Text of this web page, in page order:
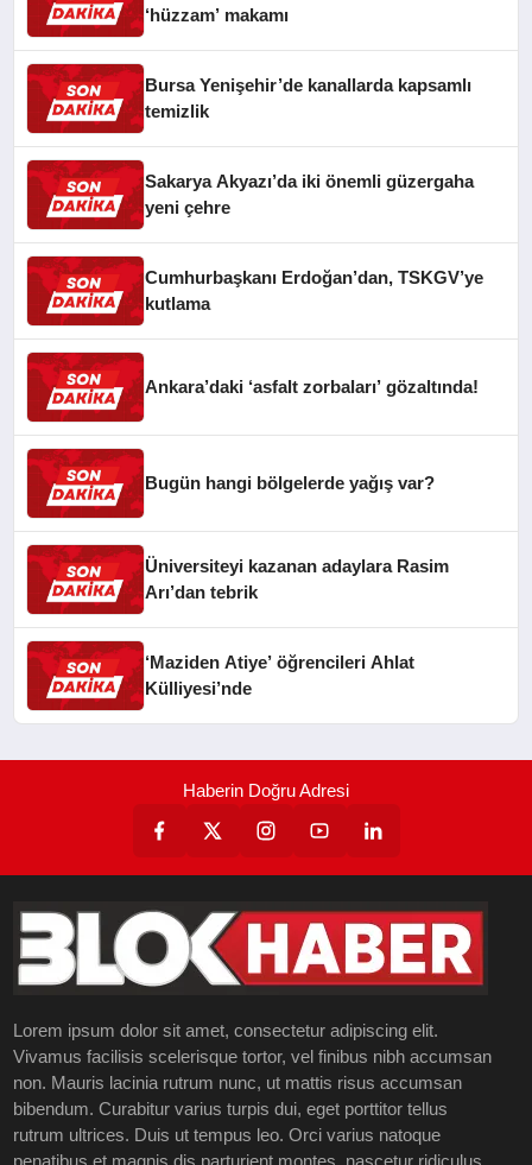
‘hüzzam’ makamı
Bursa Yenişehir’de kanallarda kapsamlı
temizlik
Sakarya Akyazı’da iki önemli güzergaha
yeni çehre
Cumhurbaşkanı Erdoğan’dan, TSKGV’ye
kutlama
Ankara’daki ‘asfalt zorbaları’ gözaltında!
Bugün hangi bölgelerde yağış var?
Üniversiteyi kazanan adaylara Rasim
Arı’dan tebrik
‘Maziden Atiye’ öğrencileri Ahlat
Külliyesi’nde
Haberin Doğru Adresi
Lorem ipsum dolor sit amet, consectetur adipiscing elit.
Vivamus facilisis scelerisque tortor, vel finibus nibh accumsan
non. Mauris lacinia rutrum nunc, ut mattis risus accumsan
bibendum. Curabitur varius turpis dui, eget porttitor tellus
rutrum ultrices. Duis ut tempus leo. Orci varius natoque
penatibus et magnis dis parturient montes, nascetur ridiculus